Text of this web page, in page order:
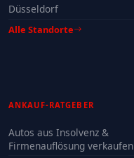
Düsseldorf
Alle Standorte
ANKAUF-RATGEBER
Autos aus Insolvenz &
Firmenauflösung verkaufen